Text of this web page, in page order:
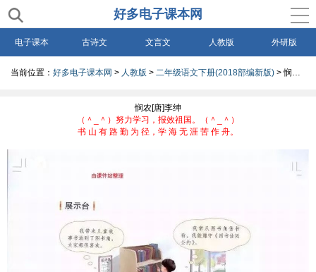
好多电子课本网
电子课本 古诗文 文言文 人教版 外研版
当前位置： 好多电子课本网 > 人教版 > 二年级语文下册(2018部编新版) >悯农[唐]李绅(Page83)
悯农[唐]李绅
（＾_＾）努力学习，报效祖国。（＾_＾）
书 山 有 路 勤 为 径，学 海 无 涯 苦 作 舟。